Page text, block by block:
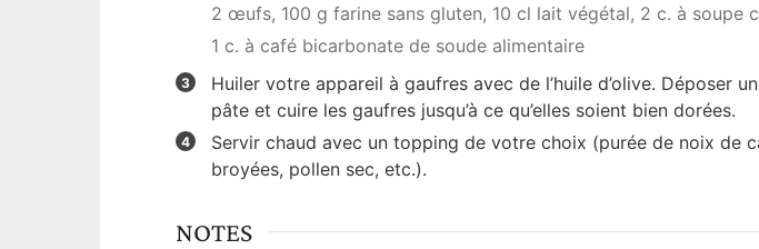
2 œufs, 100 g farine sans gluten, 10 cl lait végétal, 2 c. à soupe
1 c. à café bicarbonate de soude alimentaire
Huiler votre appareil à gaufres avec de l’huile d’olive. Déposer
pâte et cuire les gaufres jusqu’à ce qu’elles soient bien dorées.
Servir chaud avec un topping de votre choix (purée de noix de
broyées, pollen sec, etc.).
NOTES